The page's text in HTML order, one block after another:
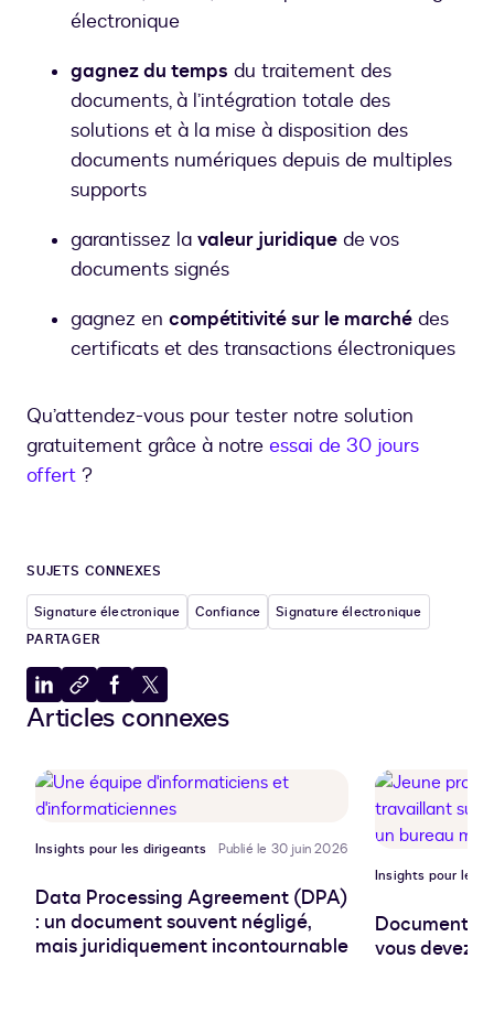
électronique
gagnez du temps du traitement des
documents, à l’intégration totale des
solutions et à la mise à disposition des
documents numériques depuis de multiples
supports
garantissez la valeur juridique de vos
documents signés
gagnez en compétitivité sur le marché des
certificats et des transactions électroniques
Qu’attendez-vous pour tester notre solution
gratuitement grâce à notre essai de 30 jours
offert ?
SUJETS CONNEXES
Signature électronique Confiance
Signature électronique
PARTAGER
Partager
sur
Copier
dans
papiers
Partager
sur
Partager
sur
Articles connexes
Insights pour les dirigeants Publié le 30 juin 2026
Data Processing Agreement (DPA)
: un document souvent négligé,
mais juridiquement incontournable
Insights pour les
Document
vous devez